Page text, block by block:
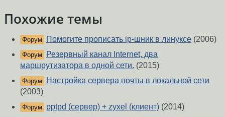
Похожие темы
Форум Помогите прописать ip-шник в линуксе (2006)
Форум
Резервный канал Internet, два
маршрутизатора в одной сети. (2015)
Форум
Настройка сервера почты в локальной сети
(2003)
Форум pptpd (сервер) + zyxel (клиент) (2014)